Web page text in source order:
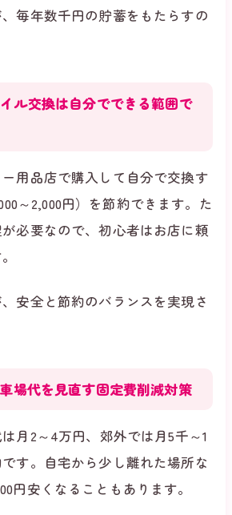
毎年数千円の貯蓄をもたらすの
ル交換は自分でできる範囲で
用品店で購入して自分で交換す
～2,000円）を節約できます。た
必要なので、初心者はお店に頼
安全と節約のバランスを実現さ
場代を見直す固定費削減対策
月2～4万円、郊外では月5千～1
す。自宅から少し離れた場所な
円安くなることもあります。